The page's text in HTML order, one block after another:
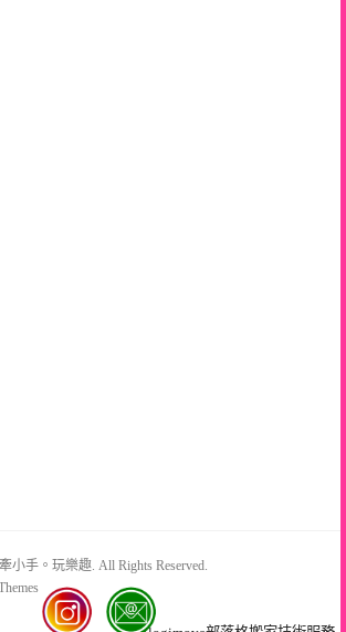
小手。玩樂趣. All Rights Reserved.